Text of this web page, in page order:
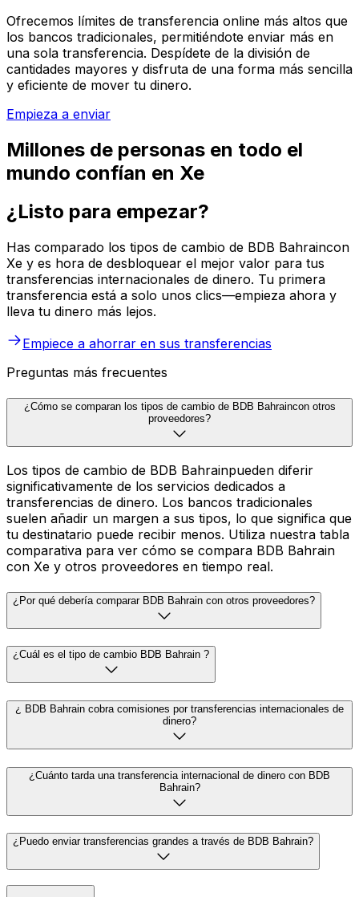
Ofrecemos límites de transferencia online más altos que
los bancos tradicionales, permitiéndote enviar más en
una sola transferencia. Despídete de la división de
cantidades mayores y disfruta de una forma más sencilla
y eficiente de mover tu dinero.
Empieza a enviar
Millones de personas en todo el
mundo confían en Xe
¿Listo para empezar?
Has comparado los tipos de cambio de BDB Bahraincon
Xe y es hora de desbloquear el mejor valor para tus
transferencias internacionales de dinero. Tu primera
transferencia está a solo unos clics—empieza ahora y
lleva tu dinero más lejos.
Empiece a ahorrar en sus transferencias
Preguntas más frecuentes
¿Cómo se comparan los tipos de cambio de BDB Bahraincon otros
proveedores?
Los tipos de cambio de BDB Bahrainpueden diferir
significativamente de los servicios dedicados a
transferencias de dinero. Los bancos tradicionales
suelen añadir un margen a sus tipos, lo que significa que
tu destinatario puede recibir menos. Utiliza nuestra tabla
comparativa para ver cómo se compara BDB Bahrain
con Xe y otros proveedores en tiempo real.
¿Por qué debería comparar BDB Bahrain con otros proveedores?
¿Cuál es el tipo de cambio BDB Bahrain ?
¿ BDB Bahrain cobra comisiones por transferencias internacionales de
dinero?
¿Cuánto tarda una transferencia internacional de dinero con BDB
Bahrain?
¿Puedo enviar transferencias grandes a través de BDB Bahrain?